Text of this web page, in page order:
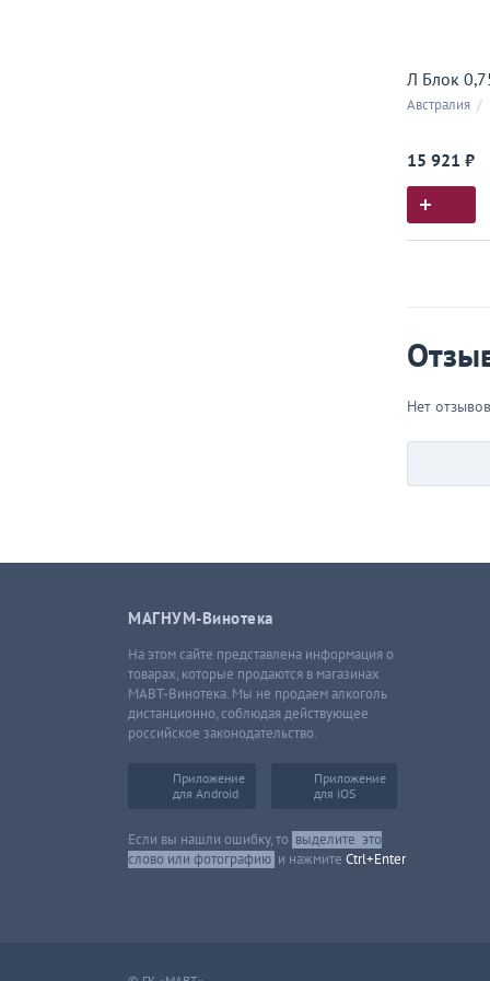
Л Блок
Австралия /
15 921 ₽
Нет отзывов
МАГНУМ-Винотека
На этом сайте представлена информация о
товарах, которые продаются в магазинах
МАВТ-Винотека. Мы не продаем алкоголь
дистанционно, соблюдая действующее
российское законодательство.
Приложение
для Android
Приложение
для iOS
Если вы нашли ошибку, то выделите это
слово или фотографию и нажмите Ctrl+Enter